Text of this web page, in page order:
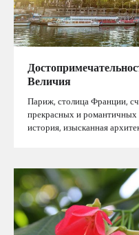
Величия
Париж, столица Франции,
прекрасных и романтичных
история, изысканная